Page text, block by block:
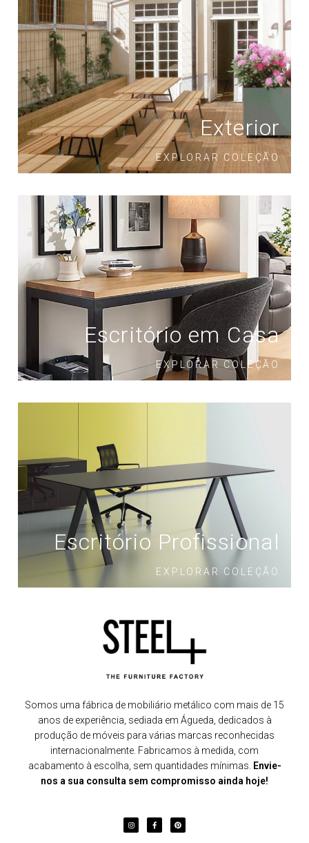
Exterior
EXPLORAR COLEÇÃO
Escritório em Casa
EXPLORAR COLEÇÃO
Escritório Profissional
EXPLORAR COLEÇÃO
Somos uma fábrica de mobiliário metálico com mais de 15
anos de experiência, sediada em Águeda, dedicados à
produção de móveis para várias marcas reconhecidas
internacionalmente. Fabricamos à medida, com
acabamento à escolha, sem quantidades mínimas. Envie-
nos a sua consulta sem compromisso ainda hoje!